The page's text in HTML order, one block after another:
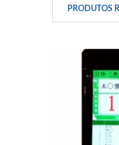
PRODUTOS